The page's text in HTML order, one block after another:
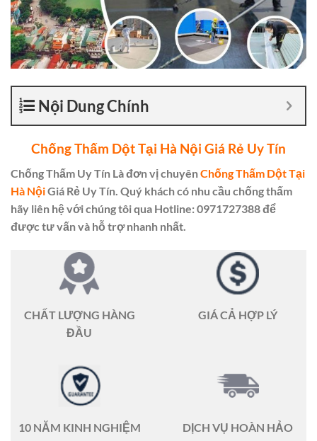
Nội Dung Chính
Chống Thấm Dột Tại Hà Nội Giá Rẻ Uy Tín
Chống Thấm Uy Tín Là đơn vị chuyênChống Thấm Dột Tại
Hà NộiGiá Rẻ Uy Tín. Quý khách có nhu cầu chống thấm
hãy liên hệ với chúng tôi qua Hotline: 0971727388 để
được tư vấn và hỗ trợ nhanh nhất.
CHẤT LƯỢNG HÀNG
ĐẦU
GIÁ CẢ HỢP LÝ
10 NĂM KINH NGHIỆM DỊCH VỤ HOÀN HẢO